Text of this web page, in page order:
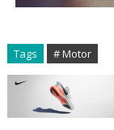
Tags # Motor